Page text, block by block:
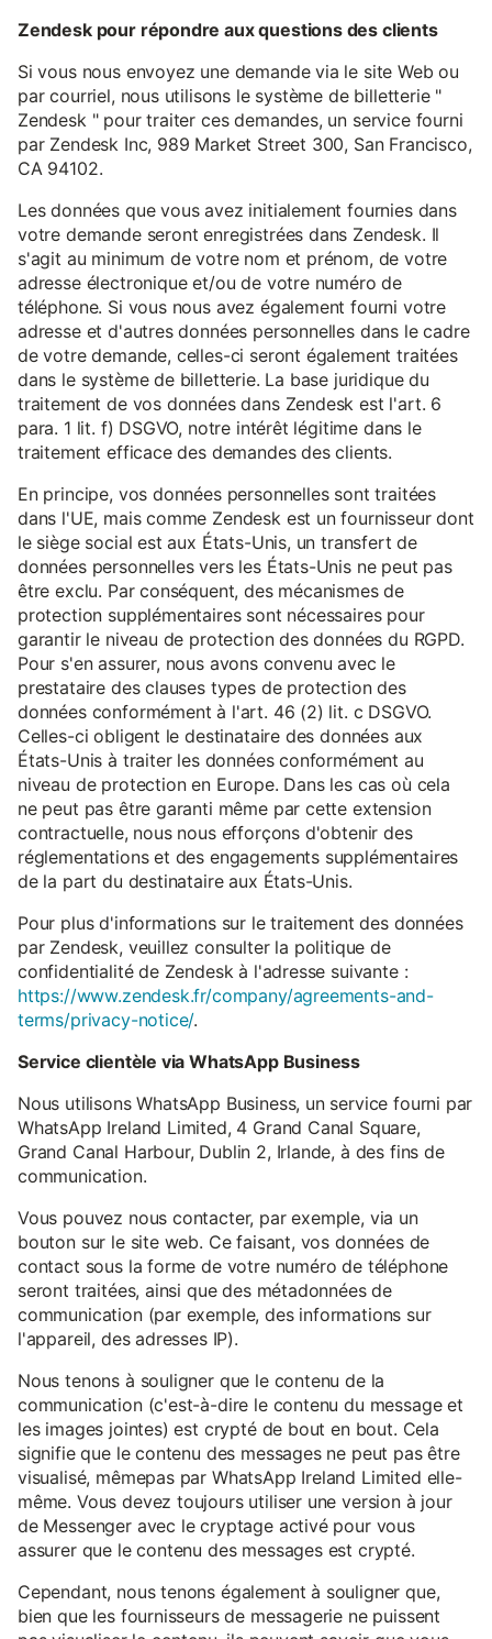
Zendesk pour répondre aux questions des clients
Si vous nous envoyez une demande via le site Web ou
par courriel, nous utilisons le système de billetterie "
Zendesk " pour traiter ces demandes, un service fourni
par Zendesk Inc, 989 Market Street 300, San Francisco,
CA 94102.
Les données que vous avez initialement fournies dans
votre demande seront enregistrées dans Zendesk. Il
s'agit au minimum de votre nom et prénom, de votre
adresse électronique et/ou de votre numéro de
téléphone. Si vous nous avez également fourni votre
adresse et d'autres données personnelles dans le cadre
de votre demande, celles-ci seront également traitées
dans le système de billetterie. La base juridique du
traitement de vos données dans Zendesk est l'art. 6
para. 1 lit. f) DSGVO, notre intérêt légitime dans le
traitement efficace des demandes des clients.
En principe, vos données personnelles sont traitées
dans l'UE, mais comme Zendesk est un fournisseur dont
le siège social est aux États-Unis, un transfert de
données personnelles vers les États-Unis ne peut pas
être exclu. Par conséquent, des mécanismes de
protection supplémentaires sont nécessaires pour
garantir le niveau de protection des données du RGPD.
Pour s'en assurer, nous avons convenu avec le
prestataire des clauses types de protection des
données conformément à l'art. 46 (2) lit. c DSGVO.
Celles-ci obligent le destinataire des données aux
États-Unis à traiter les données conformément au
niveau de protection en Europe. Dans les cas où cela
ne peut pas être garanti même par cette extension
contractuelle, nous nous efforçons d'obtenir des
réglementations et des engagements supplémentaires
de la part du destinataire aux États-Unis.
Pour plus d'informations sur le traitement des données
par Zendesk, veuillez consulter la politique de
confidentialité de Zendesk à l'adresse suivante :
https://www.zendesk.fr/company/agreements-and-
terms/privacy-notice/.
Service clientèle via WhatsApp Business
Nous utilisons WhatsApp Business, un service fourni par
WhatsApp Ireland Limited, 4 Grand Canal Square,
Grand Canal Harbour, Dublin 2, Irlande, à des fins de
communication.
Vous pouvez nous contacter, par exemple, via un
bouton sur le site web. Ce faisant, vos données de
contact sous la forme de votre numéro de téléphone
seront traitées, ainsi que des métadonnées de
communication (par exemple, des informations sur
l'appareil, des adresses IP).
Nous tenons à souligner que le contenu de la
communication (c'est-à-dire le contenu du message et
les images jointes) est crypté de bout en bout. Cela
signifie que le contenu des messages ne peut pas être
visualisé, mêmepas par WhatsApp Ireland Limited elle-
même. Vous devez toujours utiliser une version à jour
de Messenger avec le cryptage activé pour vous
assurer que le contenu des messages est crypté.
Cependant, nous tenons également à souligner que,
bien que les fournisseurs de messagerie ne puissent